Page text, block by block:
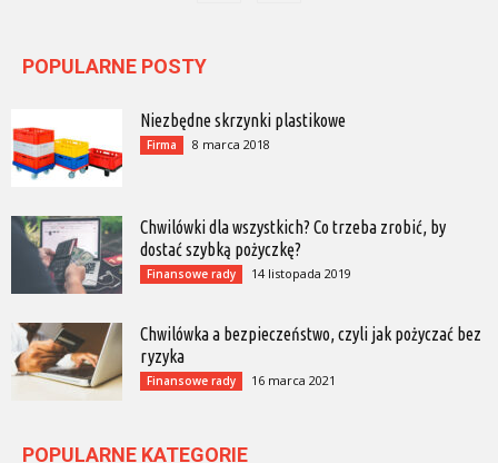
POPULARNE POSTY
Niezbędne skrzynki plastikowe
Firma 8 marca 2018
Chwilówki dla wszystkich? Co trzeba zrobić, by
dostać szybką pożyczkę?
Finansowe rady 14 listopada 2019
Chwilówka a bezpieczeństwo, czyli jak pożyczać bez
ryzyka
Finansowe rady 16 marca 2021
POPULARNE KATEGORIE